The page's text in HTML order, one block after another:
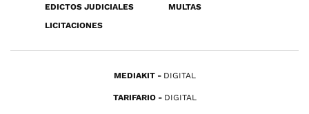
EDICTOS JUDICIALES
MULTAS
LICITACIONES
MEDIAKIT DIGITAL
TARIFARIO DIGITAL